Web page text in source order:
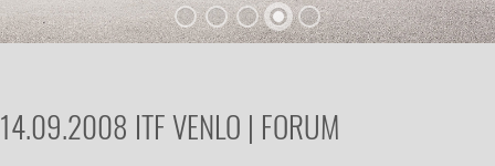
14.09.2008 ITF VENLO | FORUM